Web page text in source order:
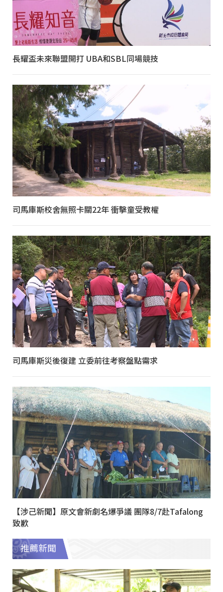
長耀盃未來聯盟開打 UBA和SBL同場競技
司馬庫斯校舍無照卡關22年 衝擊童受教權
司馬庫斯災後復建 立委前往考察盤點需求
【涉己新聞】原文會新劇名爆爭議 團隊8/7赴Tafalong
致歉
推薦新聞